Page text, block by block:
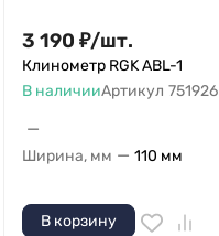
3 190 ₽/шт.
Клинометр RGK ABL-1
В наличииАртикул 751926
—
Ширина, мм — 110 мм
В корзину